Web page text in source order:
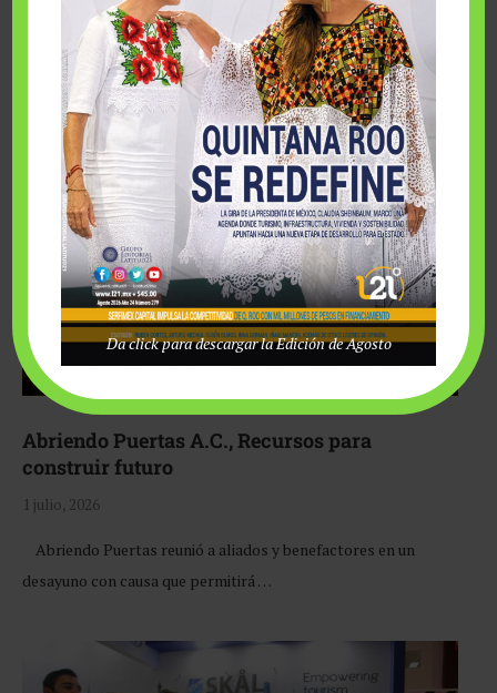
Fairmont Mayakoba y Make-A-Wish México unieron
esfuerzos para hacer realidad el deseo de una …
Abriendo Puertas A.C., Recursos para
construir futuro
1 julio, 2026
Abriendo Puertas reunió a aliados y benefactores en un
desayuno con causa que permitirá …
Da click para descargar la Edición de Agosto